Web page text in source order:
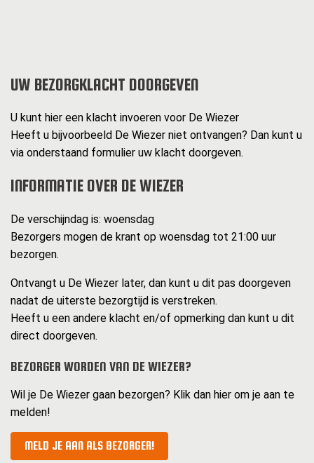
UW BEZORGKLACHT DOORGEVEN
U kunt hier een klacht invoeren voor De Wiezer
Heeft u bijvoorbeeld De Wiezer niet ontvangen? Dan kunt u
via onderstaand formulier uw klacht doorgeven.
INFORMATIE OVER DE WIEZER
De verschijndag is: woensdag
Bezorgers mogen de krant op woensdag tot 21:00 uur
bezorgen.
Ontvangt u De Wiezer later, dan kunt u dit pas doorgeven
nadat de uiterste bezorgtijd is verstreken.
Heeft u een andere klacht en/of opmerking dan kunt u dit
direct doorgeven.
BEZORGER WORDEN VAN DE WIEZER?
Wil je De Wiezer gaan bezorgen? Klik dan hier om je aan te
melden!
MELD JE AAN ALS BEZORGER!